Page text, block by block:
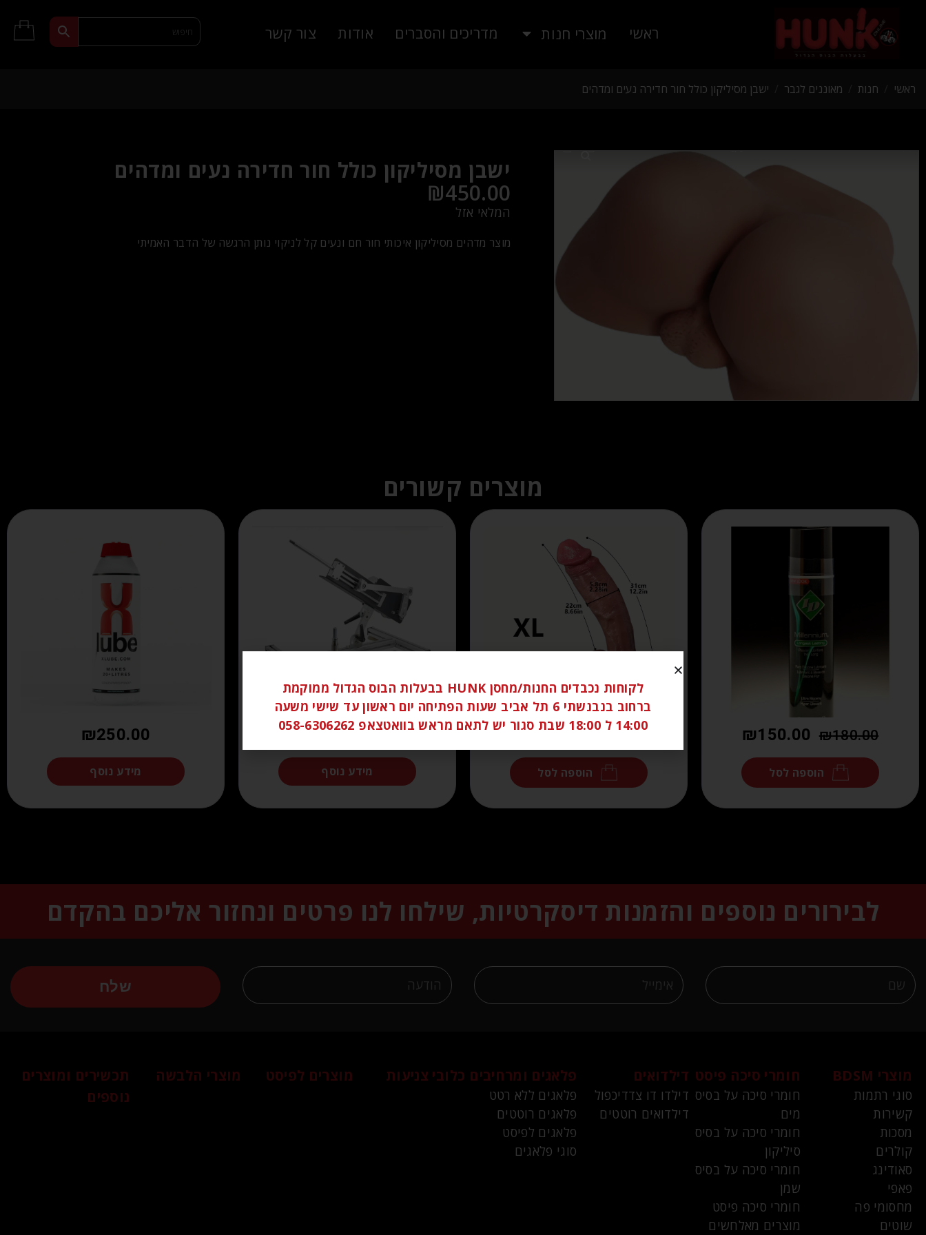
ראשי מוצרי חנות מדריכים והסברים אודות צור קשר
ראשי חנות מאוננים לגבר ישבן מסיליקון כולל חור חדירה נעים ומדהים
ישבן מסיליקון כולל חור חדירה נעים ומדהים
₪450.00
המלאי אזל
מוצר מדהים מסיליקון איכותי חור חם ונעים קל לניקוי נותן הרגשה של הדבר האמיתי
מוצרים קשורים
₪180.00
₪150.00
הוספה לסל
₪250.00
הוספה לסל
₪1,400.00
מידע נוסף
₪250.00
מידע נוסף
לבירורים נוספים והזמנות דיסקרטיות, שילחו לנו פרטים ונחזור אליכם בהקדם
שלח
מוצרי BDSM
סוגי רתמות
קשירות
מסכות
קולרים
סאודינג
פאפי
מחסומי פה
שוטים
חומרי סיכה פיסט
חומרי סיכה על בסיס
מים
חומרי סיכה על בסיס
סיליקון
חומרי סיכה על בסיס
שמן
חומרי סיכה פיסט
מוצרים מאלחשים
דילדואים
דילדו דו צדדיכפול
דילדואים רוטטים
פלאגים ומרחיבים
פלאגים ללא רטט
פלאגים רוטטים
פלאגים לפיסט
סוגי פלאגים
כלובי צניעות מוצרים לפיסט מוצרי הלבשה
תכשירים ומוצרים
נוספים
לקוחות נכבדים החנות/מחסן HUNK בבעלות הבוס הגדול ממוקמת
ברחוב בנבנשתי 6 תל אביב שעות הפתיחה יום ראשון עד שישי משעה
14:00 ל 18:00 שבת סגור יש לתאם מראש בוואטצאפ 058-6306262